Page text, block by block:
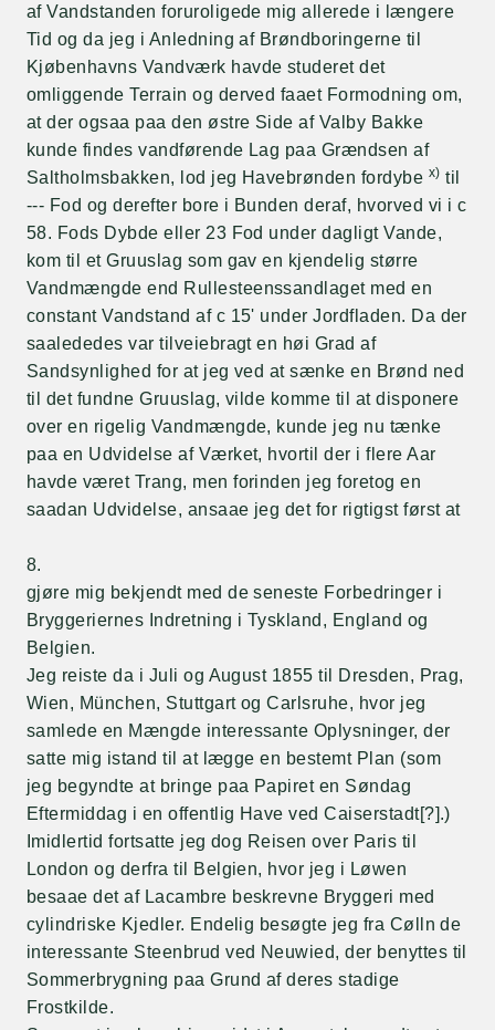
af Vandstanden foruroligede mig allerede i længere
Tid og da jeg i Anledning af Brøndboringerne til
Kjøbenhavns Vandværk havde studeret det
omliggende Terrain og derved faaet Formodning om,
at der ogsaa paa den østre Side af Valby Bakke
kunde findes vandførende Lag paa Grændsen af
Saltholmsbakken, lod jeg Havebrønden fordybe x) til
--- Fod og derefter bore i Bunden deraf, hvorved vi i c
58. Fods Dybde eller 23 Fod under dagligt Vande,
kom til et Gruuslag som gav en kjendelig større
Vandmængde end Rullesteenssandlaget med en
constant Vandstand af c 15' under Jordfladen. Da der
saalededes var tilveiebragt en høi Grad af
Sandsynlighed for at jeg ved at sænke en Brønd ned
til det fundne Gruuslag, vilde komme til at disponere
over en rigelig Vandmængde, kunde jeg nu tænke
paa en Udvidelse af Værket, hvortil der i flere Aar
havde været Trang, men forinden jeg foretog en
saadan Udvidelse, ansaae jeg det for rigtigst først at
8.
gjøre mig bekjendt med de seneste Forbedringer i
Bryggeriernes Indretning i Tyskland, England og
Belgien.
Jeg reiste da i Juli og August 1855 til Dresden, Prag,
Wien, München, Stuttgart og Carlsruhe, hvor jeg
samlede en Mængde interessante Oplysninger, der
satte mig istand til at lægge en bestemt Plan (som
jeg begyndte at bringe paa Papiret en Søndag
Eftermiddag i en offentlig Have ved Caiserstadt[?].)
Imidlertid fortsatte jeg dog Reisen over Paris til
London og derfra til Belgien, hvor jeg i Løwen
besaae det af Lacambre beskrevne Bryggeri med
cylindriske Kjedler. Endelig besøgte jeg fra Cølln de
interessante Steenbrud ved Neuwied, der benyttes til
Sommerbrygning paa Grund af deres stadige
Frostkilde.